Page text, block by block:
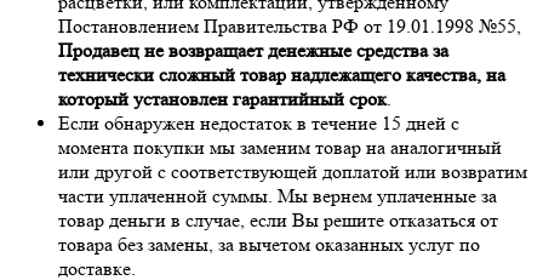
Постановлением Правительства РФ от 19.01.1998 №55,
Продавец не возвращает денежные средства за
технически сложный товар надлежащего качества, на
который установлен гарантийный срок.
Если обнаружен недостаток в течение 15 дней с
момента покупки мы заменим товар на аналогичный
или другой с соответствующей доплатой или возвратим
части уплаченной суммы. Мы вернем уплаченные за
товар деньги в случае, если Вы решите отказаться от
товара без замены, за вычетом оказанных услуг по
доставке.